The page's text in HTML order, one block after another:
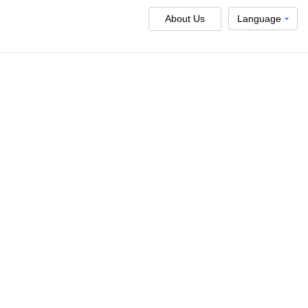
Language
About Us